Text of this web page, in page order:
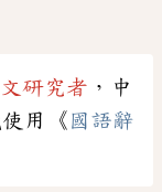
研究者 ，中
用《 國語辭